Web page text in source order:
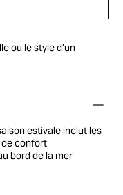
ou le style d’un
estivale inclut les
de confort
bord de la mer